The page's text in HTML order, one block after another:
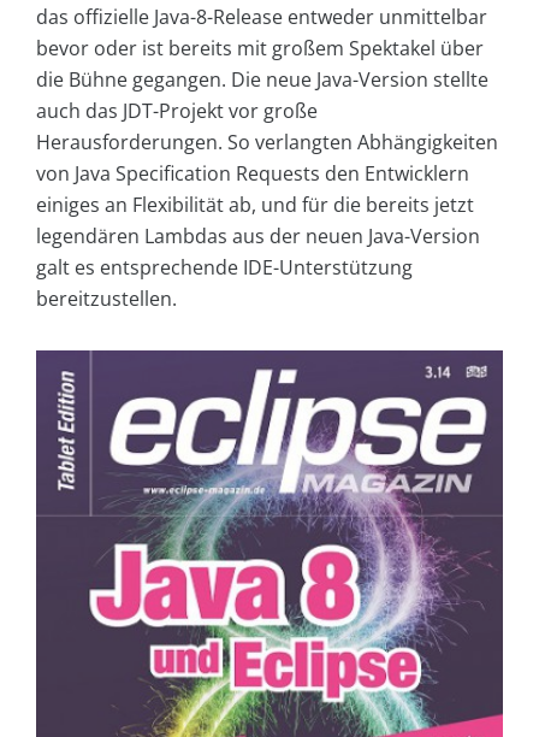
das offizielle Java-8-Release entweder unmittelbar
bevor oder ist bereits mit großem Spektakel über
die Bühne gegangen. Die neue Java-Version stellte
auch das JDT-Projekt vor große
Herausforderungen. So verlangten Abhängigkeiten
von Java Specification Requests den Entwicklern
einiges an Flexibilität ab, und für die bereits jetzt
legendären Lambdas aus der neuen Java-Version
galt es entsprechende IDE-Unterstützung
bereitzustellen.